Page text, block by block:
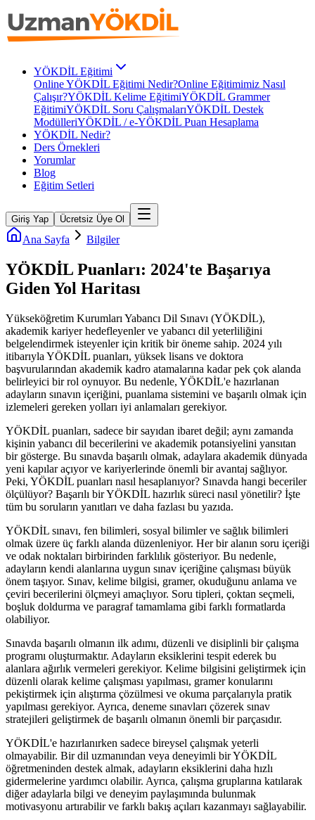
YÖKDİL Eğitimi
Online YÖKDİL Eğitimi Nedir?Online Eğitimimiz Nasıl
Çalışır?YÖKDİL Kelime EğitimiYÖKDİL Grammer
EğitimiYÖKDİL Soru ÇalışmalarıYÖKDİL Destek
ModülleriYÖKDİL / e-YÖKDİL Puan Hesaplama
YÖKDİL Nedir?
Ders Örnekleri
Yorumlar
Blog
Eğitim Setleri
Giriş Yap Ücretsiz Üye Ol
Ana Sayfa Bilgiler
YÖKDİL Puanları: 2024'te Başarıya
Giden Yol Haritası
Yükseköğretim Kurumları Yabancı Dil Sınavı (YÖKDİL),
akademik kariyer hedefleyenler ve yabancı dil yeterliliğini
belgelendirmek isteyenler için kritik bir öneme sahip. 2024 yılı
itibarıyla YÖKDİL puanları, yüksek lisans ve doktora
başvurularından akademik kadro atamalarına kadar pek çok alanda
belirleyici bir rol oynuyor. Bu nedenle, YÖKDİL'e hazırlanan
adayların sınavın içeriğini, puanlama sistemini ve başarılı olmak için
izlemeleri gereken yolları iyi anlamaları gerekiyor.
YÖKDİL puanları, sadece bir sayıdan ibaret değil; aynı zamanda
kişinin yabancı dil becerilerini ve akademik potansiyelini yansıtan
bir gösterge. Bu sınavda başarılı olmak, adaylara akademik dünyada
yeni kapılar açıyor ve kariyerlerinde önemli bir avantaj sağlıyor.
Peki, YÖKDİL puanları nasıl hesaplanıyor? Sınavda hangi beceriler
ölçülüyor? Başarılı bir YÖKDİL hazırlık süreci nasıl yönetilir? İşte
tüm bu soruların yanıtları ve daha fazlası bu yazıda.
YÖKDİL sınavı, fen bilimleri, sosyal bilimler ve sağlık bilimleri
olmak üzere üç farklı alanda düzenleniyor. Her bir alanın soru içeriği
ve odak noktaları birbirinden farklılık gösteriyor. Bu nedenle,
adayların kendi alanlarına uygun sınav içeriğine çalışması büyük
önem taşıyor. Sınav, kelime bilgisi, gramer, okuduğunu anlama ve
çeviri becerilerini ölçmeyi amaçlıyor. Soru tipleri, çoktan seçmeli,
boşluk doldurma ve paragraf tamamlama gibi farklı formatlarda
olabiliyor.
Sınavda başarılı olmanın ilk adımı, düzenli ve disiplinli bir çalışma
programı oluşturmaktır. Adayların eksiklerini tespit ederek bu
alanlara ağırlık vermeleri gerekiyor. Kelime bilgisini geliştirmek için
düzenli olarak kelime çalışması yapılması, gramer konularını
pekiştirmek için alıştırma çözülmesi ve okuma parçalarıyla pratik
yapılması gerekiyor. Ayrıca, deneme sınavları çözerek sınav
stratejileri geliştirmek de başarılı olmanın önemli bir parçasıdır.
YÖKDİL'e hazırlanırken sadece bireysel çalışmak yeterli
olmayabilir. Bir dil uzmanından veya deneyimli bir YÖKDİL
öğretmeninden destek almak, adayların eksiklerini daha hızlı
gidermelerine yardımcı olabilir. Ayrıca, çalışma gruplarına katılarak
diğer adaylarla bilgi ve deneyim paylaşımında bulunmak
motivasyonu artırabilir ve farklı bakış açıları kazanmayı sağlayabilir.